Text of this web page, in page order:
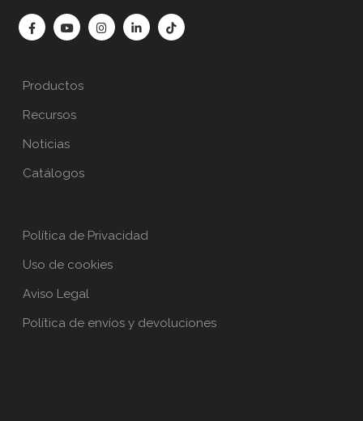
Productos
Recursos
Noticias
Catálogos
Política de Privacidad
Uso de cookies
Aviso Legal
Política de envíos y devoluciones